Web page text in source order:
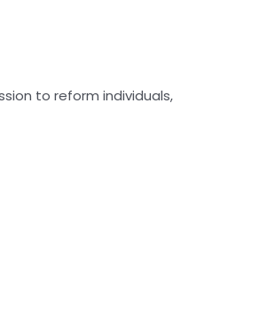
to reform individuals,